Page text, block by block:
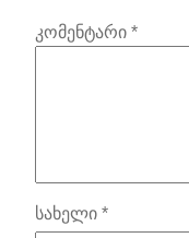
კომენტარი *
სახელი *